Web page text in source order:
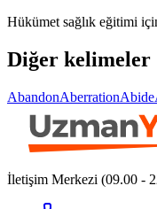
Hükümet sağlık eğitimi
Diğer kelimeler
AbandonAberrationAbide
İletişim Merkezi (09.00 -